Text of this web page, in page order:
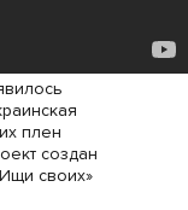
плен
создан
своих»